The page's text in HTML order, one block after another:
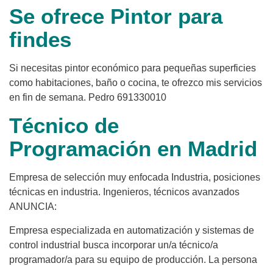
Se ofrece Pintor para
findes
Si necesitas pintor económico para pequeñas superficies
como habitaciones, baño o cocina, te ofrezco mis servicios
en fin de semana. Pedro 691330010
Técnico de
Programación en Madrid
Empresa de selección muy enfocada Industria, posiciones
técnicas en industria. Ingenieros, técnicos avanzados
ANUNCIA:
Empresa especializada en automatización y sistemas de
control industrial busca incorporar un/a técnico/a
programador/a para su equipo de producción. La persona